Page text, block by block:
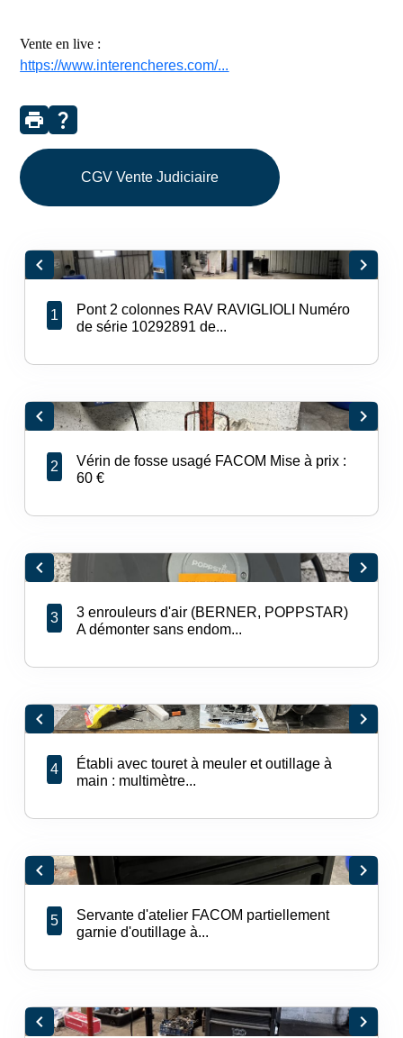
Vente en live :
https://www.interencheres.com/...
print question_mark
CGV Vente Judiciaire
chevron_left chevron_right
1
Pont 2 colonnes RAV RAVIGLIOLI Numéro
de série 10292891 de...
chevron_left chevron_right
2
Vérin de fosse usagé FACOM Mise à prix :
60 €
chevron_left chevron_right
3
3 enrouleurs d'air (BERNER, POPPSTAR)
A démonter sans endom...
chevron_left chevron_right
4
Établi avec touret à meuler et outillage à
main : multimètre...
chevron_left chevron_right
5
Servante d'atelier FACOM partiellement
garnie d'outillage à...
chevron_left chevron_right